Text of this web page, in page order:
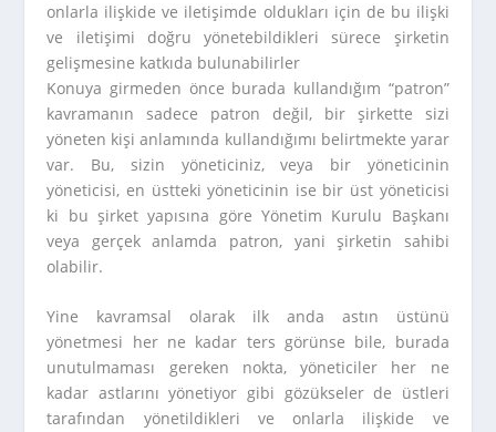
onlarla ilişkide ve iletişimde oldukları için de bu ilişki
ve iletişimi doğru yönetebildikleri sürece şirketin
gelişmesine katkıda bulunabilirler
Konuya girmeden önce burada kullandığım “patron”
kavramanın sadece patron değil, bir şirkette sizi
yöneten kişi anlamında kullandığımı belirtmekte yarar
var. Bu, sizin yöneticiniz, veya bir yöneticinin
yöneticisi, en üstteki yöneticinin ise bir üst yöneticisi
ki bu şirket yapısına göre Yönetim Kurulu Başkanı
veya gerçek anlamda patron, yani şirketin sahibi
olabilir.
Yine kavramsal olarak ilk anda astın üstünü
yönetmesi her ne kadar ters görünse bile, burada
unutulmaması gereken nokta, yöneticiler her ne
kadar astlarını yönetiyor gibi gözükseler de üstleri
tarafından yönetildikleri ve onlarla ilişkide ve